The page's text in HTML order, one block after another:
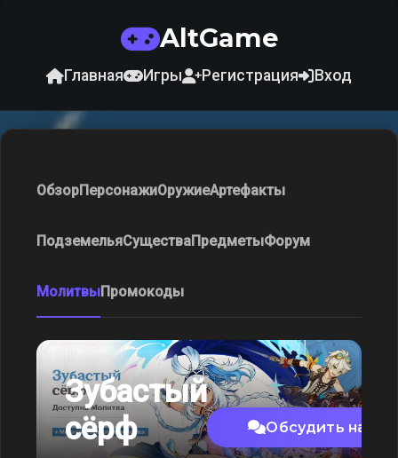
AltGame
Главная Игры Регистрация Вход
ОбзорПерсонажиОружиеАртефакты
ПодземельяСуществаПредметыФорум
МолитвыПромокоды
Зубастый
сёрф
Обсудить на